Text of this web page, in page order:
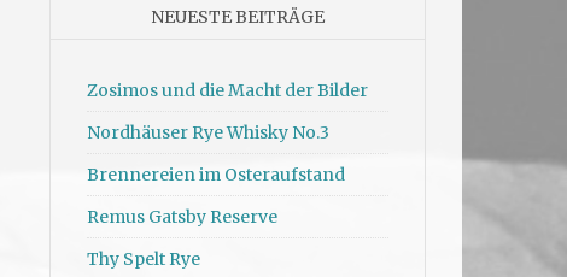
NEUESTE BEITRÄGE
Zosimos und die Macht der Bilder
Nordhäuser Rye Whisky No.3
Brennereien im Osteraufstand
Remus Gatsby Reserve
Thy Spelt Rye